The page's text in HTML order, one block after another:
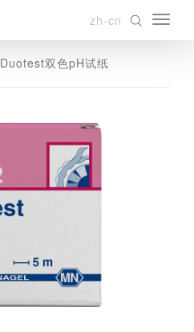
zh-cn
Duotest双色pH试纸